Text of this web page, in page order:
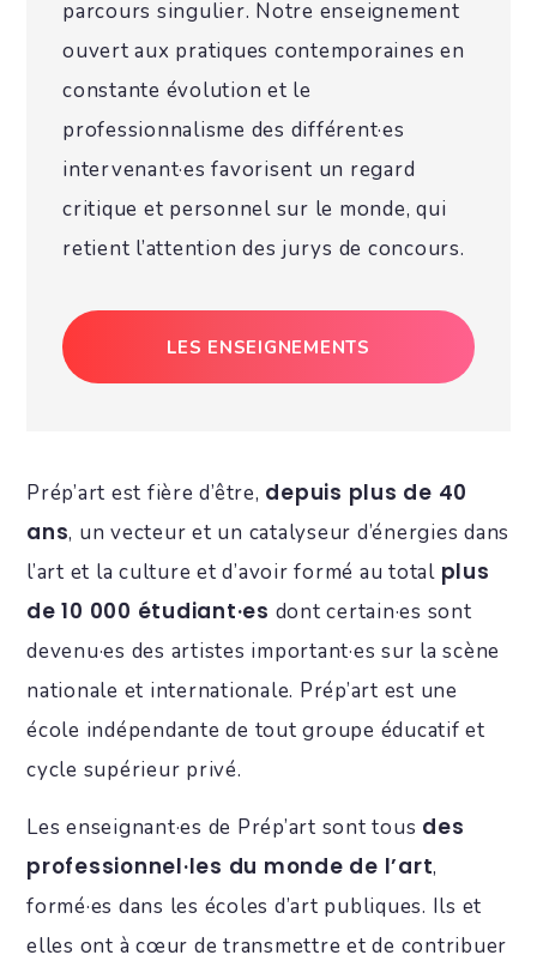
parcours singulier. Notre enseignement
ouvert aux pratiques contemporaines en
constante évolution et le
professionnalisme des différent·es
intervenant·es favorisent un regard
critique et personnel sur le monde, qui
retient l’attention des jurys de concours.
LES ENSEIGNEMENTS
Prép’art est fière d’être, depuis plus de 40
ans, un vecteur et un catalyseur d’énergies dans
l’art et la culture et d’avoir formé au total plus
de 10 000 étudiant·es dont certain·es sont
devenu·es des artistes important·es sur la scène
nationale et internationale. Prép’art est une
école indépendante de tout groupe éducatif et
cycle supérieur privé.
Les enseignant·es de Prép’art sont tous des
professionnel·les du monde de l’art,
formé·es dans les écoles d’art publiques. Ils et
elles ont à cœur de transmettre et de contribuer